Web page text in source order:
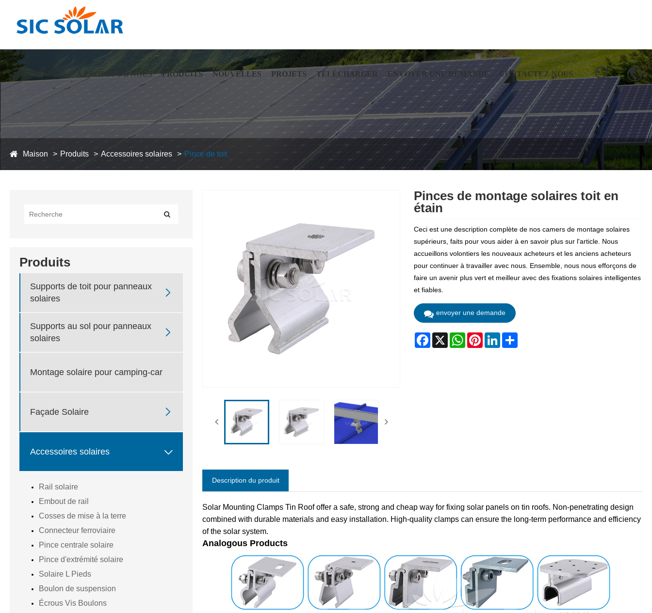
À PROPOS DE NOUS PRODUITS NOUVELLES PROJETS TÉLÉCHARGER ENVOYER UNE DEMANDE CONTACTEZ-NOUS
Maison Produits Accessoires solaires Pince de toit
Produits
Supports de toit pour panneaux
solaires

Supports au sol pour panneaux
solaires

Montage solaire pour camping-car
Façade Solaire 
Accessoires solaires 
Rail solaire
Embout de rail
Cosses de mise à la terre
Connecteur ferroviaire
Pince centrale solaire
Pince d'extrémité solaire
Solaire L Pieds
Boulon de suspension
Écrous Vis Boulons
Pinces de montage solaires toit en
étain
Ceci est une description complète de nos camers de montage solaires
supérieurs, faits pour vous aider à en savoir plus sur l'article. Nous
accueillons volontiers les nouveaux acheteurs et les anciens acheteurs
pour continuer à travailler avec nous. Ensemble, nous nous efforçons de
faire un avenir plus vert et meilleur avec des fixations solaires intelligentes
et fiables.
envoyer une demande
Facebook
X WhatsAppPinterestLinkedInShare
Description du produit
Solar Mounting Clamps Tin Roof offer a safe, strong and cheap way for fixing solar panels on tin roofs. Non-penetrating design
combined with durable materials and easy installation. High-quality clamps can ensure the long-term performance and efficiency
of the solar system.
Analogous Products